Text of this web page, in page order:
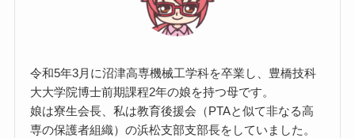
令和5年3月に沼津高専機械工学科を卒業し、豊橋技科
大大学院博士前期課程2年の娘を持つ母です。
娘は寮生会長、私は教育後援会（PTAと似て非なる高
専の保護者組織）の浜松支部支部長をしていました。